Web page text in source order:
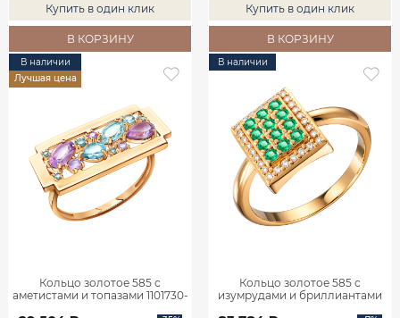
Купить в один клик
В КОРЗИНУ
Купить в один клик
В КОРЗИНУ
В наличии
Лучшая цена
Кольцо золотое 585 с
аметистами и топазами 1101730-
В наличии
Кольцо золотое 585 с
изумрудами и бриллиантами